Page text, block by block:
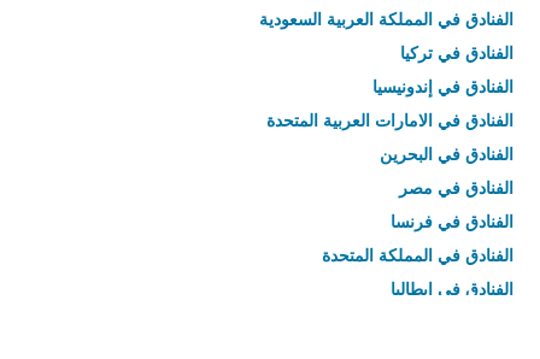
الفنادق في المملكة العربية السعودية
الفنادق في تركيا
الفنادق في إندونيسيا
الفنادق في الامارات العربية المتحدة
الفنادق في البحرين
الفنادق في مصر
الفنادق في فرنسا
الفنادق في المملكة المتحدة
الفنادق في إيطاليا